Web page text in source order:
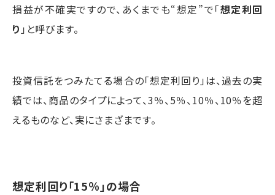
損益が不確実ですので、あくまでも“想定”で「想定利回
り 」と呼びます。
投資信託をつみたてる場合の「想定利回り」は、過去の実
績では、商品のタイプによって、3％、5％、10％、10％を超
えるものなど、実にさまざまです。
想定利回り「15％」の場合